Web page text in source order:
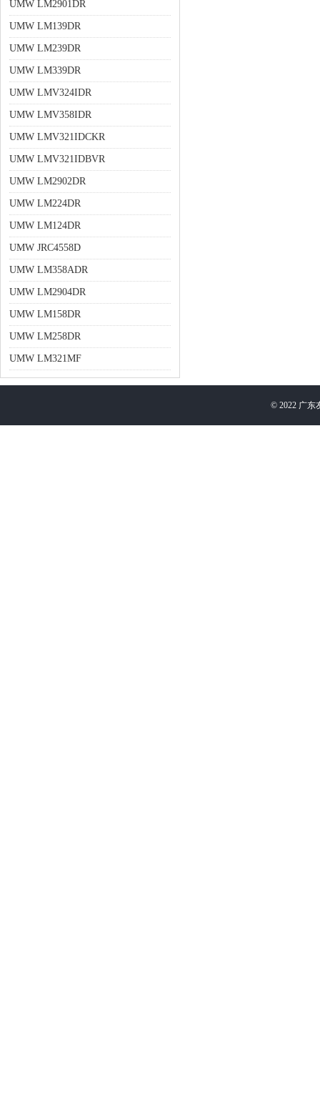
UMW LM2901DR
UMW LM139DR
UMW LM239DR
UMW LM339DR
UMW LMV324IDR
UMW LMV358IDR
UMW LMV321IDCKR
UMW LMV321IDBVR
UMW LM2902DR
UMW LM224DR
UMW LM124DR
UMW JRC4558D
UMW LM358ADR
UMW LM2904DR
UMW LM158DR
UMW LM258DR
UMW LM321MF
© 2022 广东